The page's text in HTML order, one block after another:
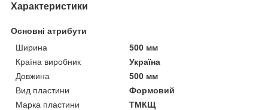
Характеристики
Основні атрибути
Ширина
500 мм
Країна виробник
Україна
Довжина
500 мм
Вид пластини
Формовий
Марка пластини
ТМКЩ